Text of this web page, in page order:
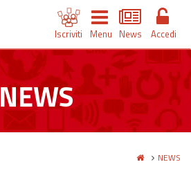
Iscriviti Menu News Accedi
NEWS
NEWS